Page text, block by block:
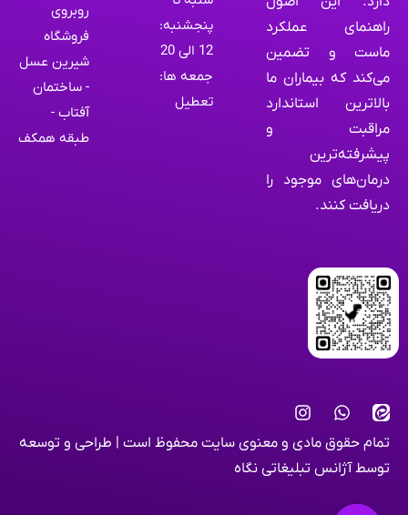
راهنمای عملکرد
ماست و تضمین
می‌کند که بیماران ما
بالاترین استاندارد
مراقبت و
پیشرفته‌ترین
درمان‌های موجود را
دریافت کنند.
پنجشنبه:
12 الی 20
جمعه ها:
تعطیل
روبروی
فروشگاه
شیرین عسل
- ساختمان
آفتاب -
طبقه همکف
تمام حقوق مادی و معنوی سایت محفوظ است | طراحی و توسعه
توسطآژانس تبلیغاتی نگاه